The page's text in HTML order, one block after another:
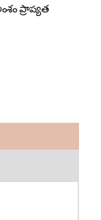
ప్రాప్యత